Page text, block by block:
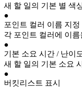
새 할 일의 기본 별 색
●
포인트 컬러 이름 지정
각 포인트 컬러에 이
●
기본 소요 시간 / 난이
새 할 일의 기본 소요
●
버킷리스트 표시